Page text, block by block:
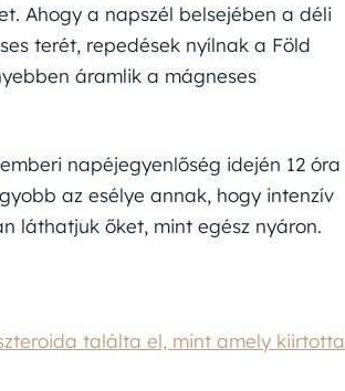
Ahogy a napszél belsejében a déli
terét, repedések nyílnak a Föld
áramlik a mágneses
napéjegyenlőség idején 12 óra
az esélye annak, hogy intenzív
láthatjuk őket, mint egész nyáron.
találta el, mint amely kiirtotta